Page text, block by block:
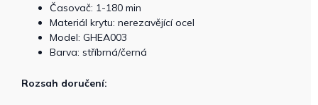
Časovač: 1-180 min
Materiál krytu: nerezavějící ocel
Model: GHEA003
Barva: stříbrná/černá
Rozsah doručení: